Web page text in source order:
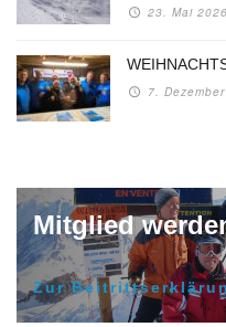
23. Mai 2026
7.
Mitglied
Zur